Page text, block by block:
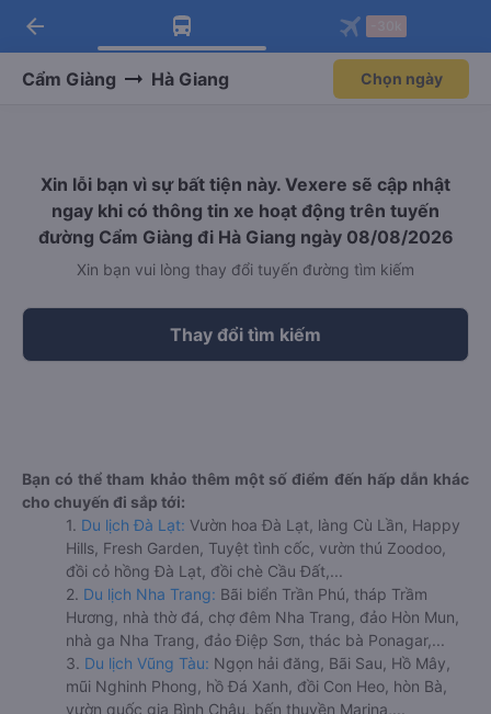
Tải app Vexere ngay!
Nhận ưu đãi thành viên độc
Mở app
Tải app Vexere
-30k/ghế khi đặt vé máy bay qua
Mở app
arrow_back
Cẩm Giàng Hà Giang Chọn ngày
Xin lỗi bạn vì sự bất tiện này. Vexere sẽ cập nhật
ngay khi có thông tin xe hoạt động trên tuyến
đường Cẩm Giàng đi Hà Giang ngày 08/08/2026
Xin bạn vui lòng thay đổi tuyến đường tìm kiếm
Thay đổi tìm kiếm
Bạn có thể tham khảo thêm một số điểm đến hấp dẫn khác
cho chuyến đi sắp tới:
1. Du lịch Đà Lạt: Vườn hoa Đà Lạt, làng Cù Lần, Happy
Hills, Fresh Garden, Tuyệt tình cốc, vườn thú Zoodoo,
đồi cỏ hồng Đà Lạt, đồi chè Cầu Đất,...
2. Du lịch Nha Trang: Bãi biển Trần Phú, tháp Trầm
Hương, nhà thờ đá, chợ đêm Nha Trang, đảo Hòn Mun,
nhà ga Nha Trang, đảo Điệp Sơn, thác bà Ponagar,...
3. Du lịch Vũng Tàu: Ngọn hải đăng, Bãi Sau, Hồ Mây,
mũi Nghinh Phong, hồ Đá Xanh, đồi Con Heo, hòn Bà,
vườn quốc gia Bình Châu, bến thuyền Marina,...